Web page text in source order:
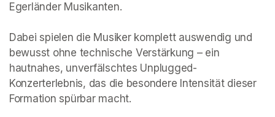
Egerländer Musikanten.
Dabei spielen die Musiker komplett auswendig und
bewusst ohne technische Verstärkung – ein
hautnahes, unverfälschtes Unplugged-
Konzerterlebnis, das die besondere Intensität dieser
Formation spürbar macht.